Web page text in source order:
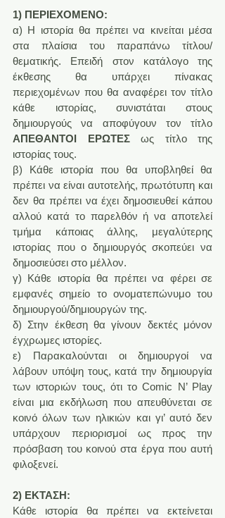
1) ΠΕΡΙΕΧΟΜΕΝΟ:
α) Η ιστορία θα πρέπει να κινείται μέσα
στα πλαίσια του παραπάνω τίτλου/
θεματικής. Επειδή στον κατάλογο της
έκθεσης θα υπάρχει πίνακας
περιεχομένων που θα αναφέρει τον τίτλο
κάθε ιστορίας, συνιστάται στους
ΑΠΕΘΑΝΤΟΙ ΕΡΩΤΕΣ ως τίτλο της
ιστορίας τους.
β) Κάθε ιστορία που θα υποβληθεί θα
πρέπει να είναι αυτοτελής, πρωτότυπη και
δεν θα πρέπει να έχει δημοσιευθεί κάπου
αλλού κατά το παρελθόν ή να αποτελεί
τμήμα κάποιας άλλης, μεγαλύτερης
ιστορίας που ο δημιουργός σκοπεύει να
δημοσιεύσει στο μέλλον.
γ) Κάθε ιστορία θα πρέπει να φέρει σε
εμφανές σημείο το ονοματεπώνυμο του
δημιουργού/δημιουργών της.
δ) Στην έκθεση θα γίνουν δεκτές μόνον
έγχρωμες ιστορίες.
ε) Παρακαλούνται οι δημιουργοί να
λάβουν υπόψη τους, κατά την δημιουργία
των ιστοριών τους, ότι το Comic N’ Play
είναι μια εκδήλωση που απευθύνεται σε
κοινό όλων των ηλικιών και γι’ αυτό δεν
υπάρχουν περιορισμοί ως προς την
πρόσβαση του κοινού στα έργα που αυτή
φιλοξενεί.
2) ΕΚΤΑΣΗ:
Κάθε ιστορία θα πρέπει να εκτείνεται